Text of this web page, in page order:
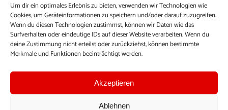
Um dir ein optimales Erlebnis zu bieten, verwenden wir Technologien wie
Cookies, um Geräteinformationen zu speichern und/oder darauf zuzugreifen.
Wenn du diesen Technologien zustimmst, können wir Daten wie das
Surfverhalten oder eindeutige IDs auf dieser Website verarbeiten. Wenn du
deine Zustimmung nicht erteilst oder zurückziehst, können bestimmte
Merkmale und Funktionen beeinträchtigt werden.
Akzeptieren
Ablehnen
youpod.de lebt von Menschen wie dir. Sammel
journalistische Erfahrung, teile deine Perspektive und
veröffentliche deine Beiträge auf youpod.de.Du musst
dich anmelden, um alle Funktionen nutzen zu können, ein
Profil anzulegen, eigene Beiträge hochzuladen und zu
Einloggen